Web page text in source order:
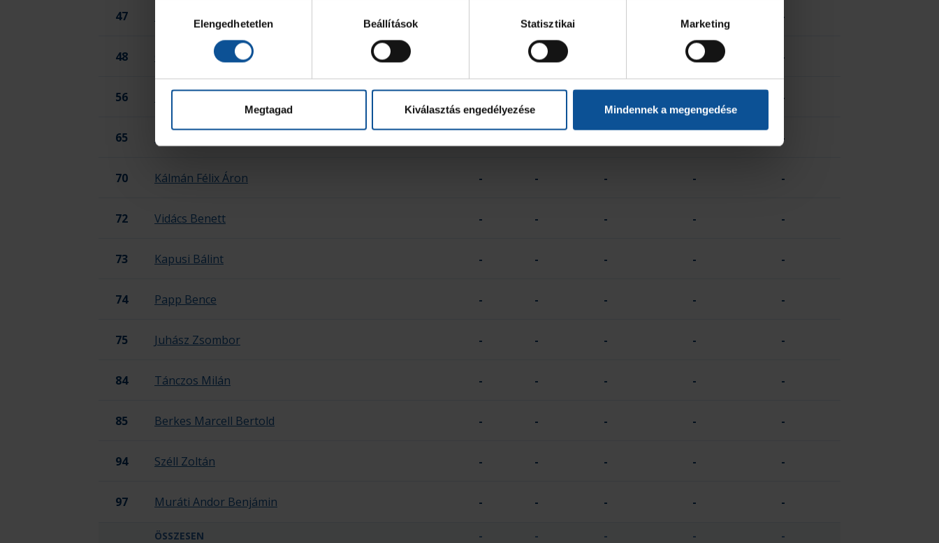
kiválasztásaElengedhetetlen Beállítások Statisztikai Marketing
Megtagad Kiválasztás engedélyezése Mindennek a megengedése
47 Hegedűs Marcell -
48 Cselovszki Áron Szabolcs - - -
56 Palágyi Bendegúz -
65 Hornyák Péter -
70 Kálmán Félix Áron - - - - -
72 Vidács Benett - - - - -
73 Kapusi Bálint - - - - -
74 Papp Bence - - - - -
75 Juhász Zsombor - - - - -
84 Tánczos Milán - - - - -
85 Berkes Marcell Bertold - - - - -
94 Széll Zoltán - - - - -
97 Muráti Andor Benjámin - - - - -
ÖSSZESEN - - - - -